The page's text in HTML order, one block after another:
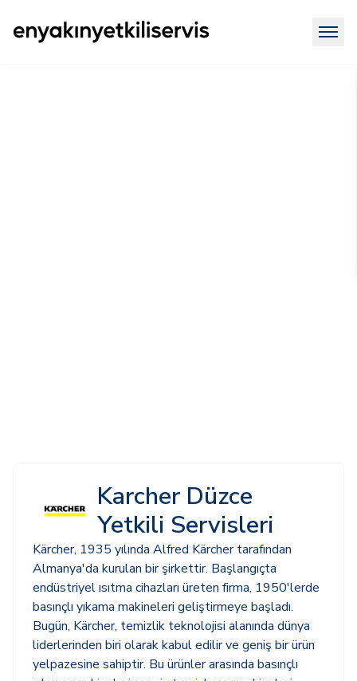
Karcher Düzce
Yetkili Servisleri
Kärcher, 1935 yılında Alfred Kärcher tarafından
Almanya'da kurulan bir şirkettir. Başlangıçta
endüstriyel ısıtma cihazları üreten firma, 1950'lerde
basınçlı yıkama makineleri geliştirmeye başladı.
Bugün, Kärcher, temizlik teknolojisi alanında dünya
liderlerinden biri olarak kabul edilir ve geniş bir ürün
yelpazesine sahiptir. Bu ürünler arasında basınçlı